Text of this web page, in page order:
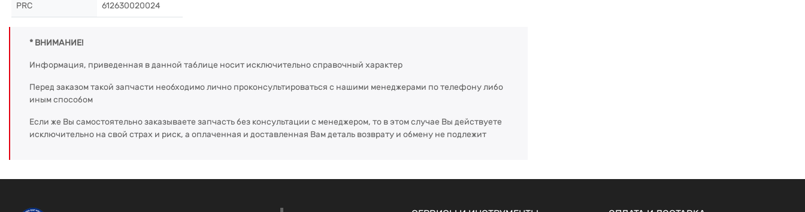
PRC 612630020024
* ВНИМАНИЕ!
Информация, приведенная в данной таблице носит исключительно справочный характер
Перед заказом такой запчасти необходимо лично проконсультироваться с нашими менеджерами по телефону либо
иным способом
Если же Вы самостоятельно заказываете запчасть без консультации с менеджером, то в этом случае Вы действуете
исключительно на свой страх и риск, а оплаченная и доставленная Вам деталь возврату и обмену не подлежит